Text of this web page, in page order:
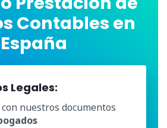
Contables en
España
Legales:
con nuestros documentos